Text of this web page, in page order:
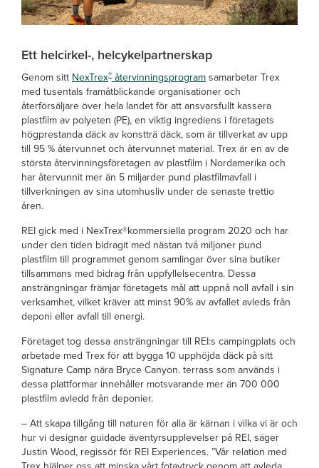
Ett helcirkel-, helcykelpartnerskap
Genom sitt NexTrex® återvinningsprogram samarbetar Trex
med tusentals framåtblickande organisationer och
återförsäljare över hela landet för att ansvarsfullt kassera
plastfilm av polyeten (PE), en viktig ingrediens i företagets
högprestanda däck av konstträ däck, som är tillverkat av upp
till 95 % återvunnet och återvunnet material. Trex är en av de
största återvinningsföretagen av plastfilm i Nordamerika och
har återvunnit mer än 5 miljarder pund plastfilmavfall i
tillverkningen av sina utomhusliv under de senaste trettio
åren.
REI gick med i NexTrex®kommersiella program 2020 och har
under den tiden bidragit med nästan två miljoner pund
plastfilm till programmet genom samlingar över sina butiker
tillsammans med bidrag från uppfyllelsecentra. Dessa
ansträngningar främjar företagets mål att uppnå noll avfall i sin
verksamhet, vilket kräver att minst 90% av avfallet avleds från
deponi eller avfall till energi.
Företaget tog dessa ansträngningar till REI:s campingplats och
arbetade med Trex för att bygga 10 upphöjda däck på sitt
Signature Camp nära Bryce Canyon. terrass som används i
dessa plattformar innehåller motsvarande mer än 700 000
plastfilm avledd från deponier.
– Att skapa tillgång till naturen för alla är kärnan i vilka vi är och
hur vi designar guidade äventyrsupplevelser på REI, säger
Justin Wood, regissör för REI Experiences. ”Vår relation med